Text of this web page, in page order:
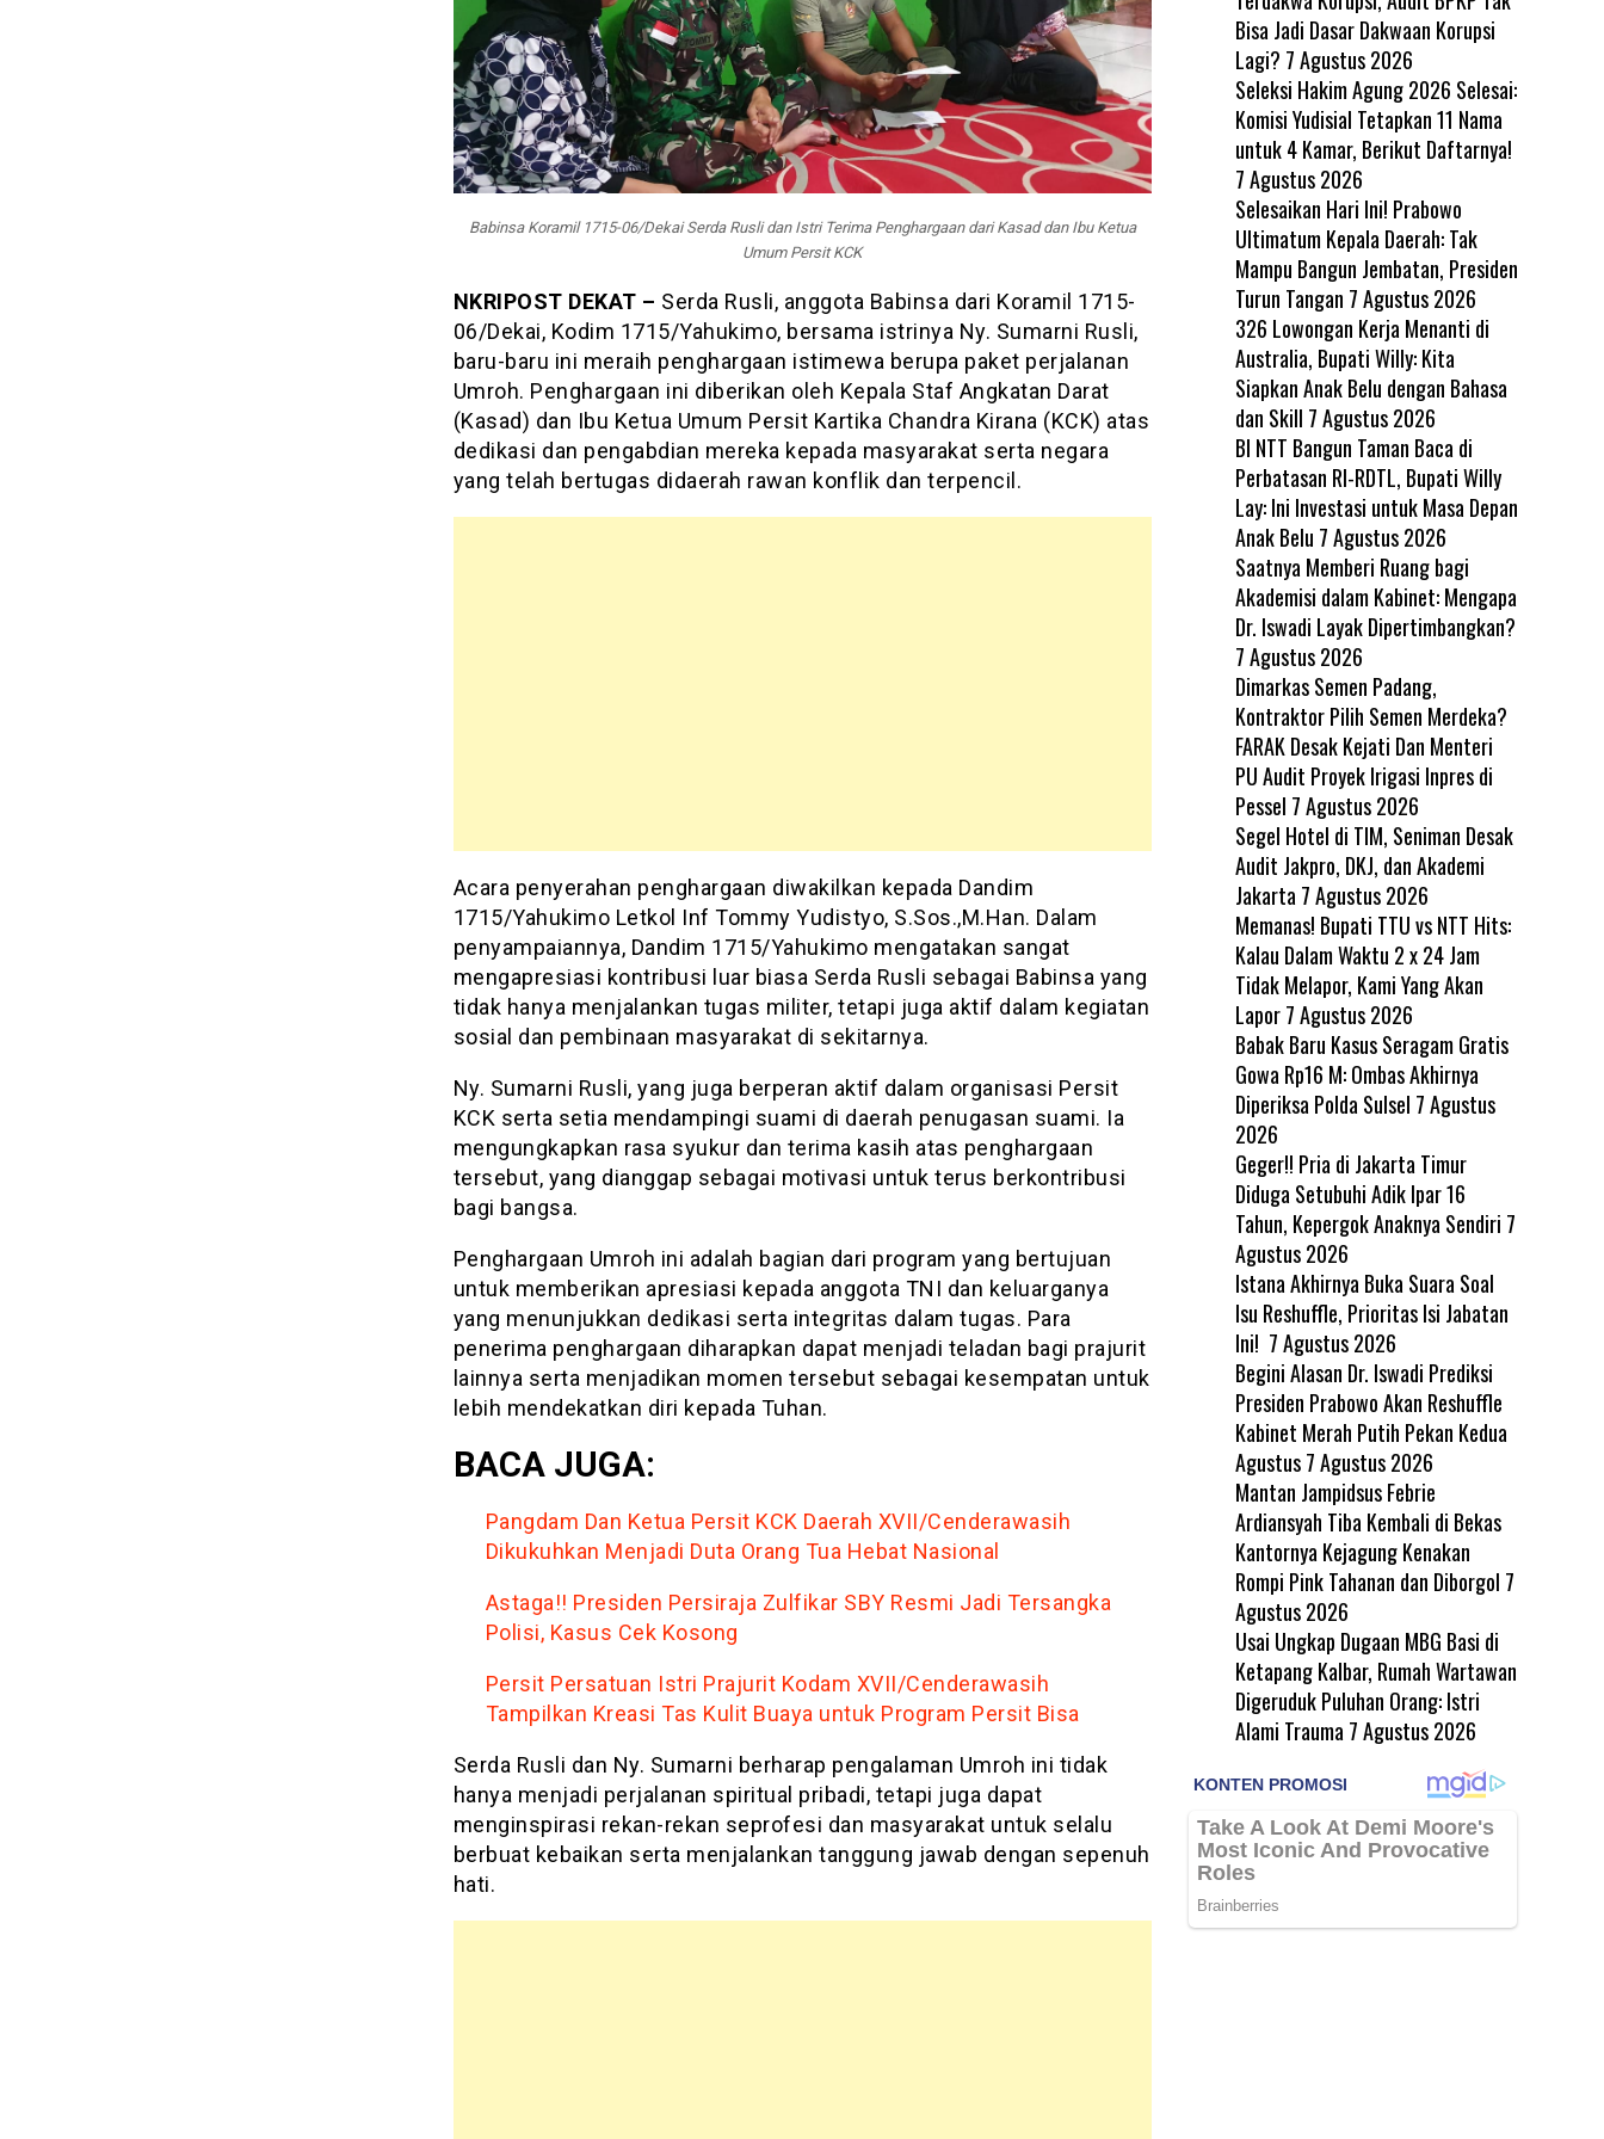
Babinsa Koramil 1715-06/Dekai Serda Rusli dan Istri Terima Penghargaan dari Kasad dan Ibu Ketua
Umum Persit KCK
NKRIPOST DEKAT – Serda Rusli, anggota Babinsa dari Koramil 1715-
06/Dekai, Kodim 1715/Yahukimo, bersama istrinya Ny. Sumarni Rusli,
baru-baru ini meraih penghargaan istimewa berupa paket perjalanan
Umroh. Penghargaan ini diberikan oleh Kepala Staf Angkatan Darat
(Kasad) dan Ibu Ketua Umum Persit Kartika Chandra Kirana (KCK) atas
dedikasi dan pengabdian mereka kepada masyarakat serta negara
yang telah bertugas didaerah rawan konflik dan terpencil.
Acara penyerahan penghargaan diwakilkan kepada Dandim
1715/Yahukimo Letkol Inf Tommy Yudistyo, S.Sos.,M.Han. Dalam
penyampaiannya, Dandim 1715/Yahukimo mengatakan sangat
mengapresiasi kontribusi luar biasa Serda Rusli sebagai Babinsa yang
tidak hanya menjalankan tugas militer, tetapi juga aktif dalam kegiatan
sosial dan pembinaan masyarakat di sekitarnya.
Ny. Sumarni Rusli, yang juga berperan aktif dalam organisasi Persit
KCK serta setia mendampingi suami di daerah penugasan suami. Ia
mengungkapkan rasa syukur dan terima kasih atas penghargaan
tersebut, yang dianggap sebagai motivasi untuk terus berkontribusi
bagi bangsa.
Penghargaan Umroh ini adalah bagian dari program yang bertujuan
untuk memberikan apresiasi kepada anggota TNI dan keluarganya
yang menunjukkan dedikasi serta integritas dalam tugas. Para
penerima penghargaan diharapkan dapat menjadi teladan bagi prajurit
lainnya serta menjadikan momen tersebut sebagai kesempatan untuk
lebih mendekatkan diri kepada Tuhan.
BACA JUGA:
Pangdam Dan Ketua Persit KCK Daerah XVII/Cenderawasih
Dikukuhkan Menjadi Duta Orang Tua Hebat Nasional
Astaga!! Presiden Persiraja Zulfikar SBY Resmi Jadi Tersangka
Polisi, Kasus Cek Kosong
Persit Persatuan Istri Prajurit Kodam XVII/Cenderawasih
Tampilkan Kreasi Tas Kulit Buaya untuk Program Persit Bisa
Serda Rusli dan Ny. Sumarni berharap pengalaman Umroh ini tidak
hanya menjadi perjalanan spiritual pribadi, tetapi juga dapat
menginspirasi rekan-rekan seprofesi dan masyarakat untuk selalu
berbuat kebaikan serta menjalankan tanggung jawab dengan sepenuh
hati.
Bisa Jadi Dasar Dakwaan Korupsi
Lagi? 7 Agustus 2026
Seleksi Hakim Agung 2026 Selesai:
Komisi Yudisial Tetapkan 11 Nama
untuk 4 Kamar, Berikut Daftarnya!
7 Agustus 2026
Selesaikan Hari Ini! Prabowo
Ultimatum Kepala Daerah: Tak
Mampu Bangun Jembatan, Presiden
Turun Tangan 7 Agustus 2026
326 Lowongan Kerja Menanti di
Australia, Bupati Willy: Kita
Siapkan Anak Belu dengan Bahasa
dan Skill 7 Agustus 2026
BI NTT Bangun Taman Baca di
Perbatasan RI-RDTL, Bupati Willy
Lay: Ini Investasi untuk Masa Depan
Anak Belu 7 Agustus 2026
Saatnya Memberi Ruang bagi
Akademisi dalam Kabinet: Mengapa
Dr. Iswadi Layak Dipertimbangkan?
7 Agustus 2026
Dimarkas Semen Padang,
Kontraktor Pilih Semen Merdeka?
FARAK Desak Kejati Dan Menteri
PU Audit Proyek Irigasi Inpres di
Pessel 7 Agustus 2026
Segel Hotel di TIM, Seniman Desak
Audit Jakpro, DKJ, dan Akademi
Jakarta 7 Agustus 2026
Memanas! Bupati TTU vs NTT Hits:
Kalau Dalam Waktu 2 x 24 Jam
Tidak Melapor, Kami Yang Akan
Lapor 7 Agustus 2026
Babak Baru Kasus Seragam Gratis
Gowa Rp16 M: Ombas Akhirnya
Diperiksa Polda Sulsel 7 Agustus
2026
Geger!! Pria di Jakarta Timur
Diduga Setubuhi Adik Ipar 16
Tahun, Kepergok Anaknya Sendiri 7
Agustus 2026
Istana Akhirnya Buka Suara Soal
Isu Reshuffle, Prioritas Isi Jabatan
Ini! 7 Agustus 2026
Begini Alasan Dr. Iswadi Prediksi
Presiden Prabowo Akan Reshuffle
Kabinet Merah Putih Pekan Kedua
Agustus 7 Agustus 2026
Mantan Jampidsus Febrie
Ardiansyah Tiba Kembali di Bekas
Kantornya Kejagung Kenakan
Rompi Pink Tahanan dan Diborgol 7
Agustus 2026
Usai Ungkap Dugaan MBG Basi di
Ketapang Kalbar, Rumah Wartawan
Digeruduk Puluhan Orang: Istri
Alami Trauma 7 Agustus 2026